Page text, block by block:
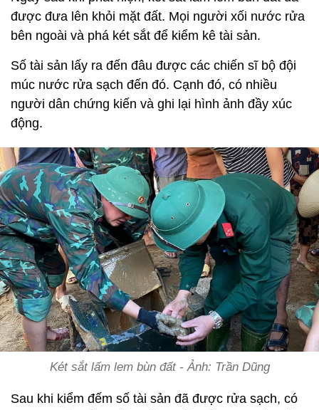
được đưa lên khỏi mặt đất. Mọi người xối nước rửa
bên ngoài và phá két sắt để kiểm kê tài sản.
Số tài sản lấy ra đến đâu được các chiến sĩ bộ đội
múc nước rửa sạch đến đó. Cạnh đó, có nhiều
người dân chứng kiến và ghi lại hình ảnh đầy xúc
động.
Két sắt lấm lem bùn đất - Ảnh: Trần Dũng
Sau khi kiểm đếm số tài sản đã được rửa sạch, có